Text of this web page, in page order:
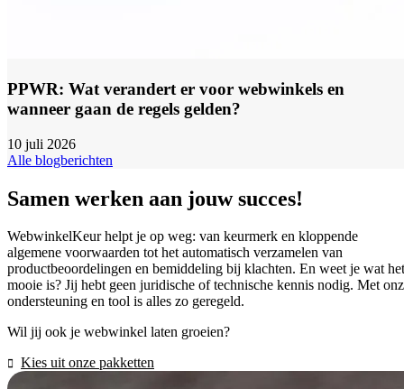
PPWR: Wat verandert er voor webwinkels en
wanneer gaan de regels gelden?
10 juli 2026
Alle blogberichten
Samen werken aan jouw succes!
WebwinkelKeur helpt je op weg: van keurmerk en kloppende
algemene voorwaarden tot het automatisch verzamelen van
productbeoordelingen en bemiddeling bij klachten. En weet je wat het
mooie is? Jij hebt geen juridische of technische kennis nodig. Met
ondersteuning en tool is alles zo geregeld.
Wil jij ook je webwinkel laten groeien?
Kies uit onze pakketten